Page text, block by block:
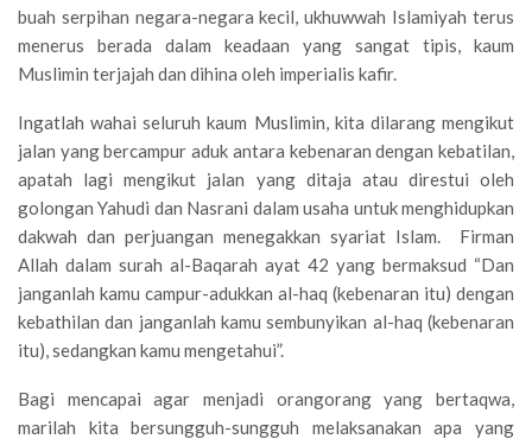
buah serpihan negara-negara kecil, ukhuwwah Islamiyah terus
menerus berada dalam keadaan yang sangat tipis, kaum
Muslimin terjajah dan dihina oleh imperialis kafir.
Ingatlah wahai seluruh kaum Muslimin, kita dilarang mengikut
jalan yang bercampur aduk antara kebenaran dengan kebatilan,
apatah lagi mengikut jalan yang ditaja atau direstui oleh
golongan Yahudi dan Nasrani dalam usaha untuk menghidupkan
dakwah dan perjuangan menegakkan syariat Islam. Firman
Allah dalam surah al-Baqarah ayat 42 yang bermaksud “Dan
janganlah kamu campur-adukkan al-haq (kebenaran itu) dengan
kebathilan dan janganlah kamu sembunyikan al-haq (kebenaran
itu), sedangkan kamu mengetahui”.
Bagi mencapai agar menjadi orangorang yang bertaqwa,
marilah kita bersungguh-sungguh melaksanakan apa yang